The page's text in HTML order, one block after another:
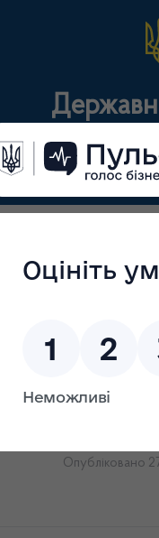
документи
торгівля
імпорт
(крім АФІ)
від 27.05.2024
№ 21/
Опубліковано